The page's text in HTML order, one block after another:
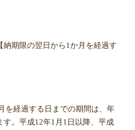
期限の翌日から1か月を経過す
を経過する日までの期間は、年
。平成12年1月1日以降、平成